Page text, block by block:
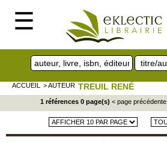
☰
ACCUEIL > AUTEUR TREUIL RENÉ
1 références 0 page(s) < page précédente